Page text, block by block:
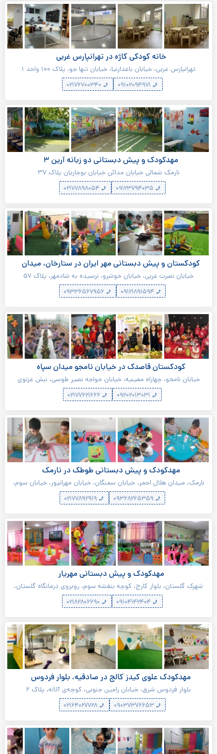
خانه کودکی کاژه در تهرانپارس غربی
تهرانپارس غربی، خیابان باغدارنیا، خیابان تنها جو، پلاک ۱۰۰ واحد ۱
مهدکودک و پیش دبستانی دو زبانه آرین ۳
نارمک شمالی خیابان مدائن خیابان بوجاریان پلاک ۳۷
کودکستان و پیش دبستانی مهر ایران در ستارخان، میدان
توحید
خیابان نصرت غربی، خیابان خوشرو، نرسیده به شادمهر، پلاک ۵۷
۰۹۱۲۱۸۹۱۵۹۴ ۰۹۳۳۶۵۶۷۹۵۶
کودکستان قاصدک در خیابان نامجو میدان سپاه
خیابان نامجو، چهاراه معینیه، خیابان خواجه نصیر طوسی، نبش غزنوی
پلاک ۲، طبقه سوم، سرای محله خواجه نصیر
۰۲۱۷۷۶۲۱۶۶۶
مهدکودک و پیش دبستانی طوطک در نارمک
نارمک، میدان هلال احمر، خیابان سمنگان، خیابان مهرانپور، خیابان سوم،
کوچه چهارم، پلاک ۵
۰۹۳۶۸۲۶۵۳۵۹ ۰۲۱۷۷۸۹۲۹۱۹
مهدکودک و پیش دبستانی مهریار
شهرک گلستان، بلوار کارج، کوچه بنفشه سوم، روبروی درمانگاه گلستان،
پلاک ۷۶
مهدکودک علوی کیدز کالج در صادقیه، بلوار فردوس
بلوار فردوس شرق، خیابان رامین جنوبی، کوچه‌ی آلاله، پلاک ۲
۰۹۰۳۷۳۷۶۶۵۳ ۰۲۱۶۴۰۲۷۷۲۸